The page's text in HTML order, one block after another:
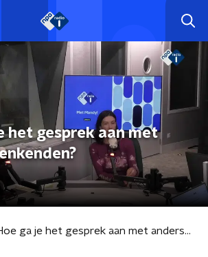
het gesprek aan met
Hoe ga je het gesprek aan met andersdenkenden?